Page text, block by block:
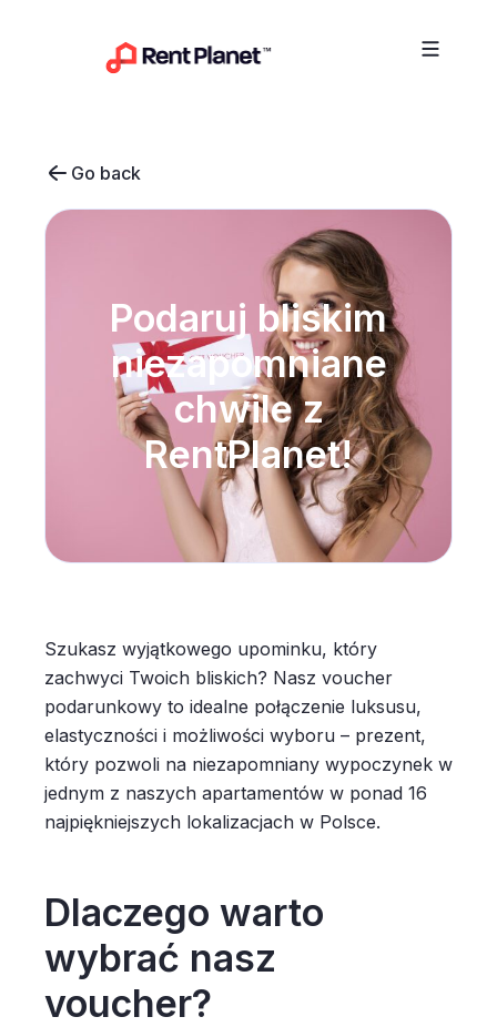
Go back
Podaruj bliskim
niezapomniane
chwile z
RentPlanet!
Szukasz wyjątkowego upominku, który
zachwyci Twoich bliskich? Nasz voucher
podarunkowy to idealne połączenie luksusu,
elastyczności i możliwości wyboru – prezent,
który pozwoli na niezapomniany wypoczynek w
jednym z naszych apartamentów w ponad 16
najpiękniejszych lokalizacjach w Polsce.
Dlaczego warto
wybrać nasz
voucher?